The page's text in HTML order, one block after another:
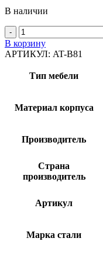
В наличии
Количество
товара
Стол
вскрытий
AT-
В корзину
АРТИКУЛ: AT-B81
Тип мебели
Материал корпуса
Производитель
Страна
производитель
Артикул
Марка стали